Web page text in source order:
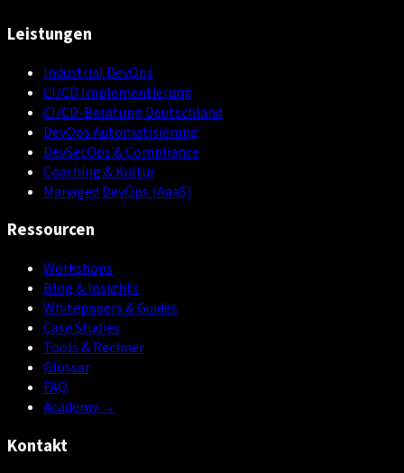
Leistungen
Industrial DevOps
CI/CD Implementierung
CI/CD-Beratung Deutschland
DevOps Automatisierung
DevSecOps & Compliance
Coaching & Kultur
Managed DevOps (AaaS)
Ressourcen
Workshops
Blog & Insights
Whitepapers & Guides
Case Studies
Tools & Rechner
Glossar
FAQ
Academy→
Kontakt